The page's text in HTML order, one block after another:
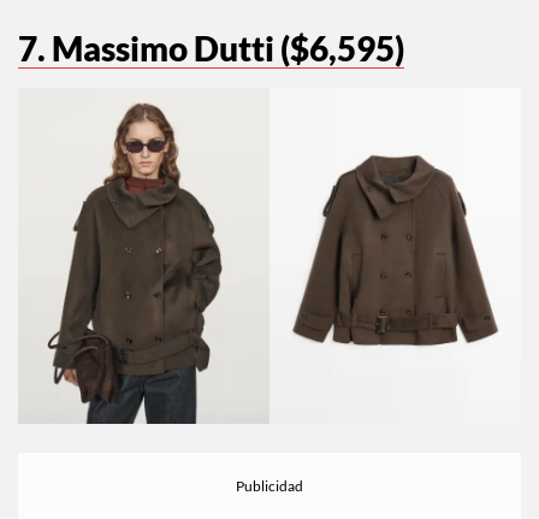
7. Massimo Dutti ($6,595)